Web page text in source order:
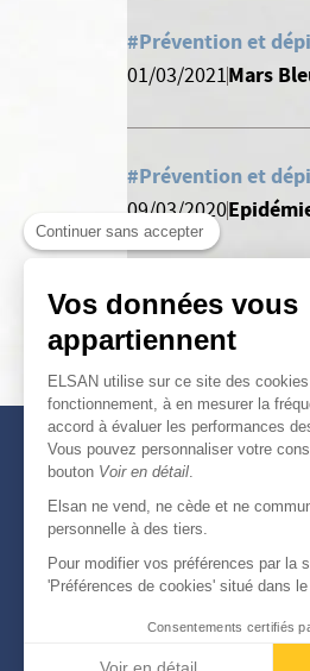
Continuer sans accepter
Vos données vous
appartiennent
ELSAN utilise sur ce site des
fonctionnement, à en mesurer la
accord à évaluer les performances
Vous pouvez personnaliser votre
bouton Voir en détail
Elsan ne vend, ne cède et ne
personnelle à des tiers.
Pour modifier vos préférences par la
'Préférences de cookies' situé dans le
Consentements certifiés
#Prévention et
01/03/2021Mars
#Prévention et
09/03/2020